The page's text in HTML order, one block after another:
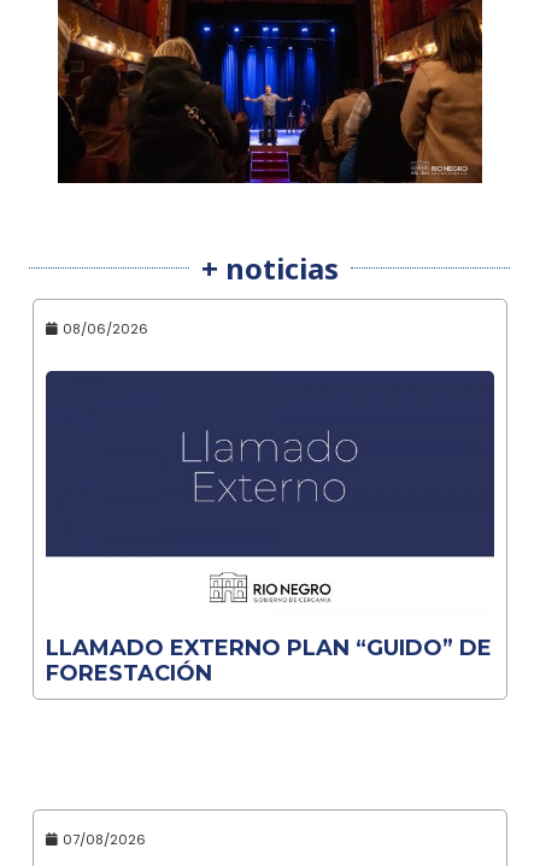
+ noticias
08/06/2026
LLAMADO EXTERNO PLAN “GUIDO” DE
FORESTACIÓN
07/08/2026